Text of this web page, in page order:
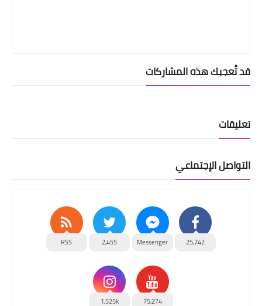
قد تُعجبك هذه المشاركات
تعليقات
التواصل الإجتماعي
25,742
Messenger
2,455
RSS
75,274
1,525k